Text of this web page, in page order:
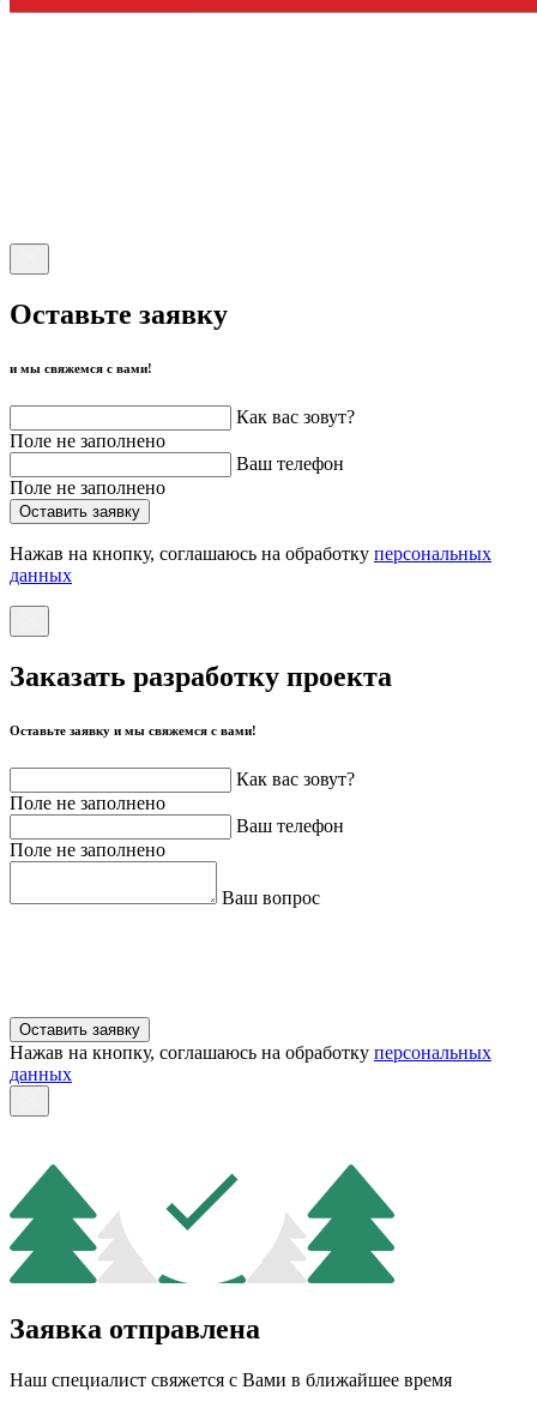
Оставьте заявку
и мы свяжемся с вами!
Как вас зовут?
Поле не заполнено
Ваш телефон
Поле не заполнено
Оставить заявку
Нажав на кнопку, соглашаюсь на обработку персональных
данных
Заказать разработку проекта
Оставьте заявку и мы свяжемся с вами!
Как вас зовут?
Поле не заполнено
Ваш телефон
Поле не заполнено
Ваш вопрос
Оставить заявку
Нажав на кнопку, соглашаюсь на обработку персональных
данных
Заявка отправлена
Наш специалист свяжется с Вами в ближайшее время